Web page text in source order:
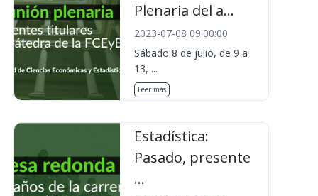
Plenaria del a...
2023-07-08 09:00:00
Sábado 8 de julio, de 9 a
13, ...
Leer más
Estadística:
Pasado, presente
...